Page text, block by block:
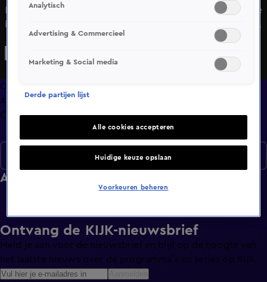
Dit is de Top 5 van Chateau Meiland VIPS. Hierin komen de
best bekeken fragmenten van Chateau Meiland VIPS aan
Overzicht
Afleveringen
Clips
Afleveringen
Ontvang de KIJK-nieuwsbrief
Meld je aan voor de nieuwsbrief en blijf op de hoogte van
het laatste nieuws over de programma’s en series op KIJK.
Analytisch
Advertising & Commercieel
Marketing & Social media
Derde partijen lijst
Alle cookies accepteren
Huidige keuze opslaan
Voorkeuren beheren